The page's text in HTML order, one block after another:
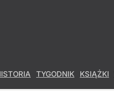
TYGODNIK KSIĄŻKI